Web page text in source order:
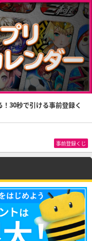
30秒で引ける事前登録く
事前登録くじ